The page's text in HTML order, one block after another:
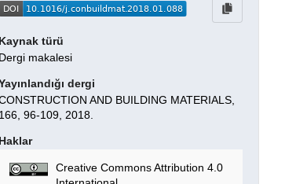
Kaynak türü
Dergi makalesi
dergi
AND BUILDING MATERIALS,
166, 96-109, 2018.
Haklar
Creative Commons Attribution 4.0